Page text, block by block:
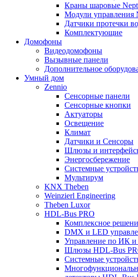
Краны шаровые
Модули управления
Датчики протечки
Комплектующие
Домофоны
Видеодомофоны
Вызывные панели
Дополнительное
Умный дом
Zennio
Сенсорные панели
Сенсорные кнопки
Актуаторы
Освещение
Климат
Датчики и Сенсоры
Шлюзы и
Энергосбережение
Системные
Мультирум
KNX Theben
Weinzierl Engineering
Theben Luxor
HDL-Bus PRO
Комплексное
DMX и LED
Управление по ИК и
Шлюзы HDL-Bus
Системные